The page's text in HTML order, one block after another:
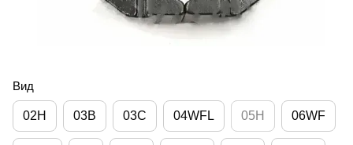
Вид
02H 03B 03C 04WFL 05H 06WF